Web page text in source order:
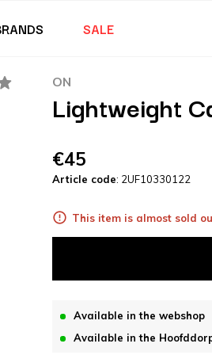
SALE
ON
Lightweight
€45
Article code: 2UF10330122
This item is almost sold
Available in the webshop
Available in the